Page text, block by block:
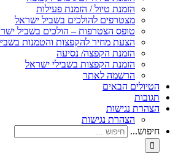
הזמנת טיול / הזמנת פעילות
מצטרפים להולכים בשביל ישראל
טופס הצטרפות – הולכים בשביל
הצעת מחיר להקפצות והטמנות
הזמנת הקפצה/ נסיעה
הזמנת הקפצות בשבילי ישראל
הרשמה לאתר
הטיולים הבאים
תגובות
הצהרת נגישות
הצהרת נגישות
חיפוש...